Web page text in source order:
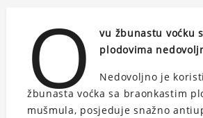
O
vu žbunastu voćku
plodovima
Nedovoljno je
žbunasta voćka sa braonkastim
mušmula, posjeduje snažno